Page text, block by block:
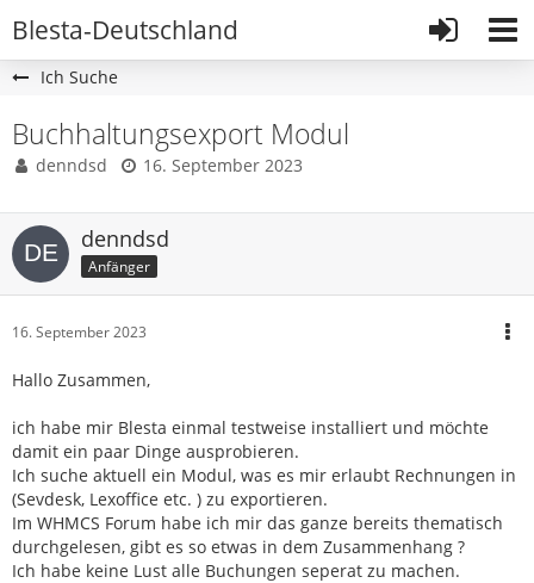
Blesta-Deutschland
Ich Suche
Buchhaltungsexport Modul
denndsd 16. September 2023
denndsd
Anfänger
16. September 2023
Hallo Zusammen,
ich habe mir Blesta einmal testweise installiert und möchte
damit ein paar Dinge ausprobieren.
Ich suche aktuell ein Modul, was es mir erlaubt Rechnungen in
(Sevdesk, Lexoffice etc. ) zu exportieren.
Im WHMCS Forum habe ich mir das ganze bereits thematisch
durchgelesen, gibt es so etwas in dem Zusammenhang ?
Ich habe keine Lust alle Buchungen seperat zu machen.